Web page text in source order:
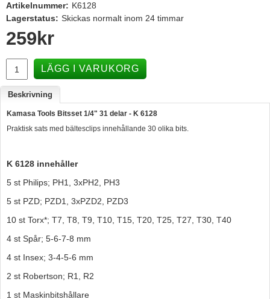
Båttillbehör
Hummertina
Varta - Batterier
Victron - Batteriladdare
CTEK - Batteriladdare
Webasto - Dieselvärmare
Calix - Packline - Takboxar
Thule - Takboxar
Thule - Lasthållare
LAGERRENSING
Begagnade Motorer & Båtar
Artikelnummer: K6128
Lagerstatus: Skickas normalt inom 24 timmar
259 kr
LÄGG I VARUKORG
Beskrivning
Kamasa Tools Bitsset 1/4" 31 delar - K 6128
Praktisk sats med bältesclips innehållande 30 olika bits.
K 6128 innehåller
5 st Philips; PH1, 3xPH2, PH3
5 st PZD; PZD1, 3xPZD2, PZD3
10 st Torx*; T7, T8, T9, T10, T15, T20, T25, T27, T30, T40
4 st Spår; 5-6-7-8 mm
4 st Insex; 3-4-5-6 mm
2 st Robertson; R1, R2
1 st Maskinbitshållare